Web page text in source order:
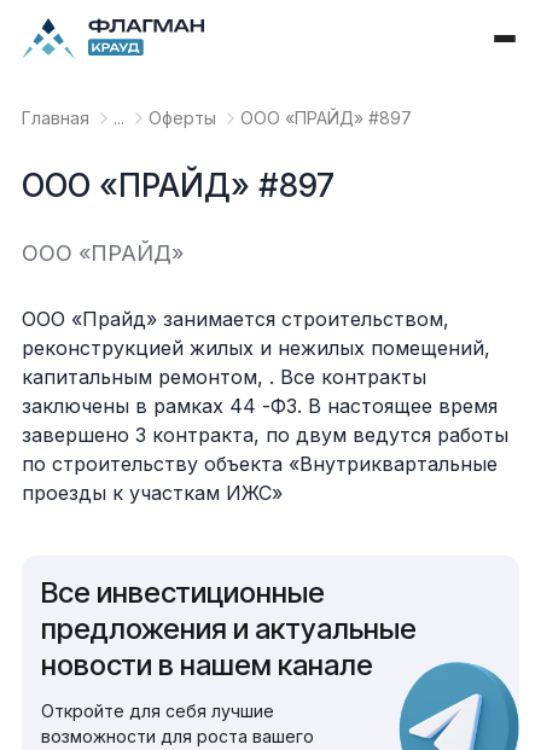
Главная ... Оферты OOO «ПРАЙД» #897
OOO «ПРАЙД» #897
OOO «ПРАЙД»
ООО «Прайд» занимается строительством,
реконструкцией жилых и нежилых помещений,
капитальным ремонтом, . Все контракты
заключены в рамках 44 -ФЗ. В настоящее время
завершено 3 контракта, по двум ведутся работы
по строительству объекта «Внутриквартальные
проезды к участкам ИЖС»
Все инвестиционные
предложения и актуальные
новости в нашем канале
Откройте для себя лучшие
возможности для роста вашего